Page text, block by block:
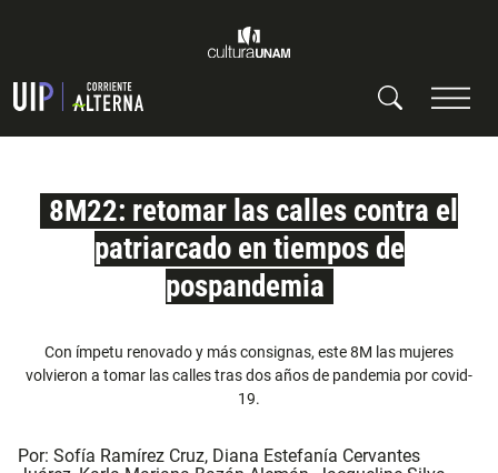
8M22: retomar las calles contra el
patriarcado en tiempos de
pospandemia
Con ímpetu renovado y más consignas, este 8M las mujeres
volvieron a tomar las calles tras dos años de pandemia por covid-
19.
Por: Sofía Ramírez Cruz, Diana Estefanía Cervantes